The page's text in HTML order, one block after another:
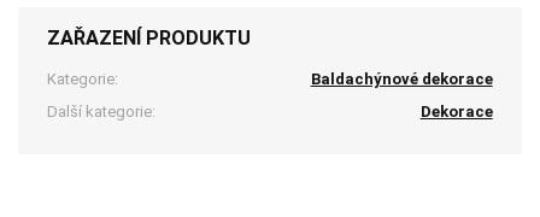
ZAŘAZENÍ PRODUKTU
Kategorie:
Baldachýnové dekorace
Další kategorie:
Dekorace